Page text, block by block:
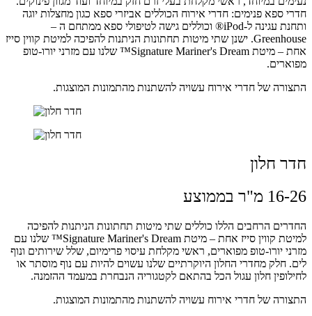
חדרי ספא פנימים: חדרי אירוח הכוללים אביזרי ספא כגון מחצלות יוגה
ותחנת עגינה ל-iPod® וכוללים גישה לטיפולי ספא ממתחם ה –
Greenhouse. ישנן שתי מיטות תחתונות הניתנות להפיכה למיטת קווין סייז
אחת – מיטת Signature Mariner's Dream™ שלנו עם מזרני יורו-טופ
מפוארים.
התצורה של חדרי אירוח עשויה להשתנות מהתמונות המוצגות.
חדר חלון
16-26 מ"ר בממוצע
החדרים הרחבים הללו כוללים שתי מיטות תחתונות הניתנות להפיכה
למיטת קווין סייז אחת – מיטת Signature Mariner's Dream™ שלנו עם
מזרני יורו-טופ מפוארים, ראשי מקלחת עיסוי פרימיום, שלל שירותים ונוף
לים. חלק מחדרי החלון היוקרתיים שלנו עשוים להיות עם נוף מוסתר או
לחילופין חלון עגול הכל בהתאם לקטגוריה הנבחרת במעמד ההזמנה.
התצורה של חדרי אירוח עשויה להשתנות מהתמונות המוצגות.